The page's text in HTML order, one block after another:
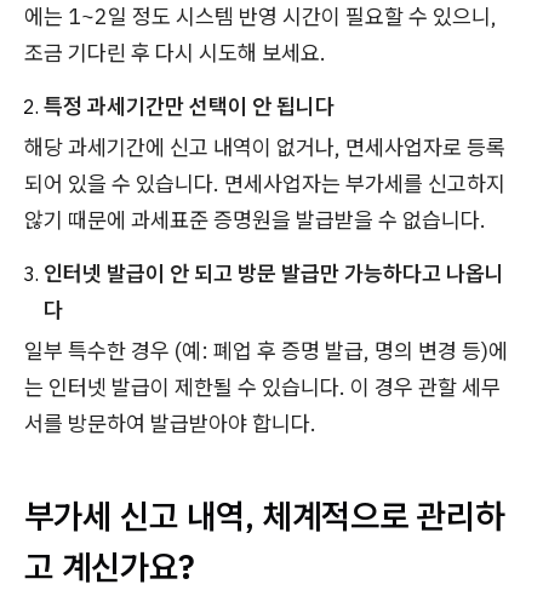
에는 1~2일 정도 시스템 반영 시간이 필요할 수 있으니,
조금 기다린 후 다시 시도해 보세요.
특정 과세기간만 선택이 안 됩니다
해당 과세기간에 신고 내역이 없거나, 면세사업자로 등록
되어 있을 수 있습니다. 면세사업자는 부가세를 신고하지
않기 때문에 과세표준 증명원을 발급받을 수 없습니다.
인터넷 발급이 안 되고 방문 발급만 가능하다고 나옵니
다
일부 특수한 경우 (예: 폐업 후 증명 발급, 명의 변경 등)에
는 인터넷 발급이 제한될 수 있습니다. 이 경우 관할 세무
서를 방문하여 발급받아야 합니다.
부가세 신고 내역, 체계적으로 관리하
고 계신가요?